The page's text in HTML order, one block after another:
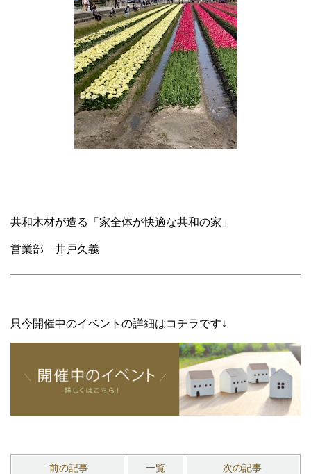
共和木材が造る「家全体が快適な共和の家」
営業部 井戸久義
只今開催中のイベントの詳細はコチラです↓
前の記事 一覧 次の記事